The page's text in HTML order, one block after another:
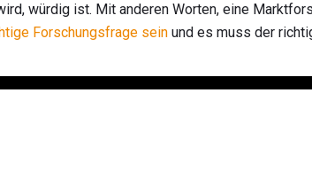
würdig ist. Mit anderen Worten, eine
Forschungsfrage sein und es muss der